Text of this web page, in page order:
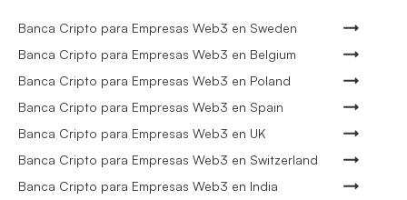
Banca Cripto para Empresas Web3 en Sweden
Banca Cripto para Empresas Web3 en Belgium
Banca Cripto para Empresas Web3 en Poland
Banca Cripto para Empresas Web3 en Spain
Banca Cripto para Empresas Web3 en UK
Banca Cripto para Empresas Web3 en Switzerland
Banca Cripto para Empresas Web3 en India